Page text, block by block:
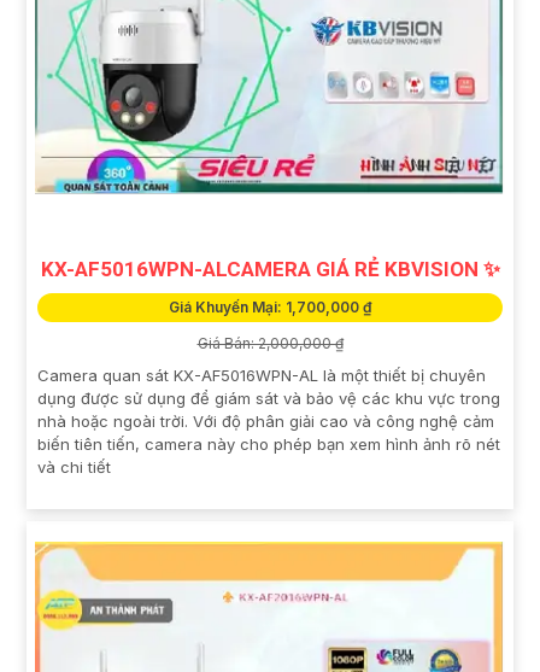
KX-AF5016WPN-ALCAMERA GIÁ RẺ KBVISION ✨
Giá Khuyến Mại: 1,700,000 ₫
Giá Bán: 2,000,000 ₫
Camera quan sát KX-AF5016WPN-AL là một thiết bị chuyên
dụng được sử dụng để giám sát và bảo vệ các khu vực trong
nhà hoặc ngoài trời. Với độ phân giải cao và công nghệ cảm
biến tiên tiến, camera này cho phép bạn xem hình ảnh rõ nét
và chi tiết